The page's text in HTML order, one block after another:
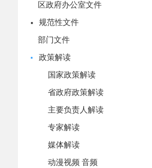
区政府办公室文件
规范性文件
部门文件
政策解读
国家政策解读
省政府政策解读
主要负责人解读
专家解读
媒体解读
动漫视频 音频